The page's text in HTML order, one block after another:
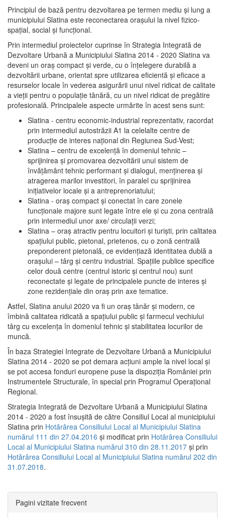
Principiul de bază pentru dezvoltarea pe termen mediu şi lung a
municipiului Slatina este reconectarea oraşului la nivel fizico-
spaţial, social şi funcţional.
Prin intermediul proiectelor cuprinse în Strategia Integrată de
Dezvoltare Urbană a Municipiului Slatina 2014 - 2020 Slatina va
deveni un oraş compact şi verde, cu o înţelegere durabilă a
dezvoltării urbane, orientat spre utilizarea eficientă şi eficace a
resurselor locale în vederea asigurării unui nivel ridicat de calitate
a vieţii pentru o populaţie tânără, cu un nivel ridicat de pregătire
profesională. Principalele aspecte urmărite în acest sens sunt:
Slatina - centru economic-industrial reprezentativ, racordat
prin intermediul autostrăzii A1 la celelalte centre de
producţie de interes naţional din Regiunea Sud-Vest;
Slatina – centru de excelenţă în domeniul tehnic –
sprijinirea şi promovarea dezvoltării unui sistem de
învăţământ tehnic performant şi dialogul, menţinerea şi
atragerea marilor investitori, în paralel cu sprijinirea
iniţiativelor locale şi a antreprenoriatului;
Slatina - oraş compact şi conectat în care zonele
funcţionale majore sunt legate între ele şi cu zona centrală
prin intermediul unor axe/ circulații verzi;
Slatina – oraş atractiv pentru locuitori şi turişti, prin calitatea
spaţiului public, pietonal, prietenos, cu o zonă centrală
preponderent pietonală, ce evidenţiază identitatea dublă a
oraşului – târg şi centru industrial. Spaţiile publice specifice
celor două centre (centrul istoric şi centrul nou) sunt
reconectate şi legate de principalele puncte de interes şi
zone rezidenţiale din oraş prin axe tematice.
Astfel, Slatina anului 2020 va fi un oraş tânăr şi modern, ce
îmbină calitatea ridicată a spaţiului public şi farmecul vechiului
târg cu excelenţa în domeniul tehnic şi stabilitatea locurilor de
muncă.
În baza Strategiei Integrate de Dezvoltare Urbană a Municipiului
Slatina 2014 - 2020 se pot demara acţiuni ample la nivel local şi
se pot accesa fonduri europene puse la dispoziţia României prin
Instrumentele Structurale, în special prin Programul Operațional
Regional.
Strategia Integrată de Dezvoltare Urbană a Municipiului Slatina
2014 - 2020 a fost însuşită de către Consiliul Local al municipiului
Slatina prin Hotărârea Consiliului Local al Municipiului Slatina
numărul 111 din 27.04.2016 și modificat prin Hotărârea Consiliului
Local al Municipiului Slatina numărul 310 din 28.11.2017 și prin
Hotărârea Consiliului Local al Municipiului Slatina numărul 202 din
31.07.2018.
Pagini vizitate frecvent